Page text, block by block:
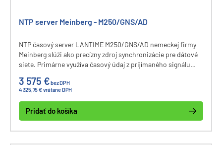
NTP server Meinberg - M250/GNS/AD
NTP časový server LANTIME M250/GNS/AD nemeckej firmy
Meinberg slúži ako precízny zdroj synchronizácie pre dátové
siete. Primárne využíva časový údaj z prijímaného signálu
presný interný oscilátor na zachovanie behu zariadenia.
3 575 €bez DPH
4 325,75 € vrátane DPH
Pridať do košíka